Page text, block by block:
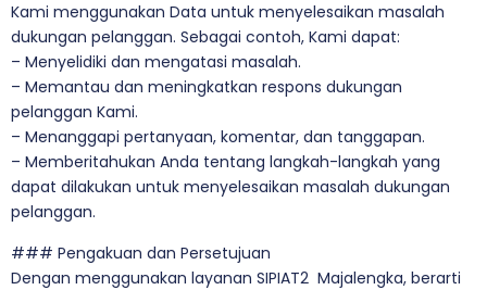
Kami menggunakan Data untuk menyelesaikan masalah
dukungan pelanggan. Sebagai contoh, Kami dapat:
– Menyelidiki dan mengatasi masalah.
– Memantau dan meningkatkan respons dukungan
pelanggan Kami.
– Menanggapi pertanyaan, komentar, dan tanggapan.
– Memberitahukan Anda tentang langkah-langkah yang
dapat dilakukan untuk menyelesaikan masalah dukungan
pelanggan.
### Pengakuan dan Persetujuan
Dengan menggunakan layanan SIPIAT2 Majalengka, berarti